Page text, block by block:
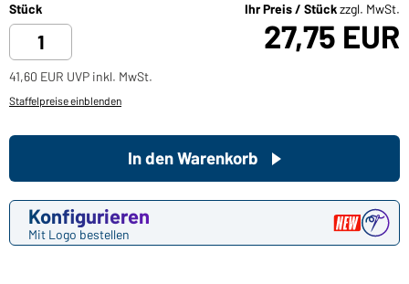
Stück Ihr Preis / Stückzzgl. MwSt.
27,75 EUR
41,60 EUR UVP inkl. MwSt.
Staffelpreise einblenden
Konfigurieren
Mit Logo bestellen
In den Warenkorb